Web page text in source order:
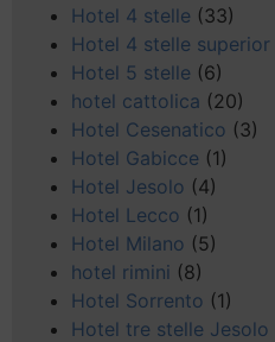
Hotel 4 stelle (33)
Hotel 4 stelle superior
Hotel 5 stelle (6)
hotel cattolica (20)
Hotel Cesenatico (3)
Hotel Gabicce (1)
Hotel Jesolo (4)
Hotel Lecco (1)
Hotel Milano (5)
hotel rimini (8)
Hotel Sorrento (1)
Hotel tre stelle Jesolo